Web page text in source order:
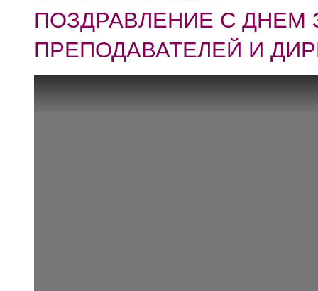
ПОЗДРАВЛЕНИЕ С ДНЕМ
ПРЕПОДАВАТЕЛЕЙ И